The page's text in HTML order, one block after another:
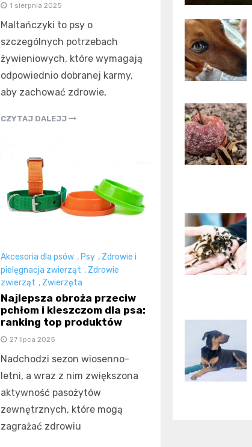
1 sierpnia 2025
Maltańczyki to psy o
szczególnych potrzebach
żywieniowych, które wymagają
odpowiednio dobranej karmy,
aby zachować zdrowie,
CZYTAJ DALEJJ
Akcesoria dla psów , Psy , Zdrowie i
pielęgnacja zwierząt , Zdrowie
zwierząt , Zwierzęta
Najlepsza obroża przeciw
pchłom i kleszczom dla psa:
ranking top produktów
27 lipca 2025
Nadchodzi sezon wiosenno-
letni, a wraz z nim zwiększona
aktywność pasożytów
zewnętrznych, które mogą
zagrażać zdrowiu